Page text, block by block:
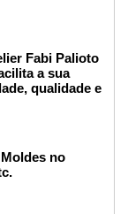
Fabi Palioto
a sua
qualidade e
no